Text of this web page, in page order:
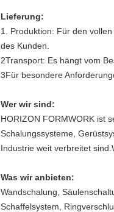
Lieferung:
1. Produktion: Für den
des Kunden.
2Transport: Es hängt vom
3Für besondere
Wer wir sind:
HORIZON FORMWORK ist
Schalungssysteme,
Industrie weit verbreitet
Was wir anbieten:
Wandschalung,
Schaffelsystem,